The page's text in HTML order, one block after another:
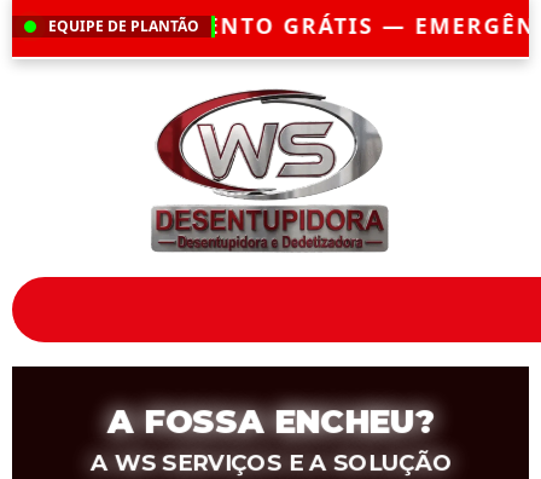
EQUIPE DE PLANTÃO
— EMERGÊNCIA? CHEGAMOS EM ATÉ
A FOSSA ENCHEU?
A WS SERVIÇOS E A SOLUÇÃO